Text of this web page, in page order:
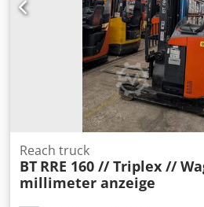
burada yoksa, lütfen bizimle
sayıda farklı modelimiz mevcuttur.
Reach truck
BT RRE 160 // Triplex //
millimeter anzeige